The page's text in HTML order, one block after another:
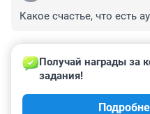
Какое счастье, что есть
Гость
18 мая 2023, 12:31
Только параллельный
торгаши жадность
Получай награды за
задания!